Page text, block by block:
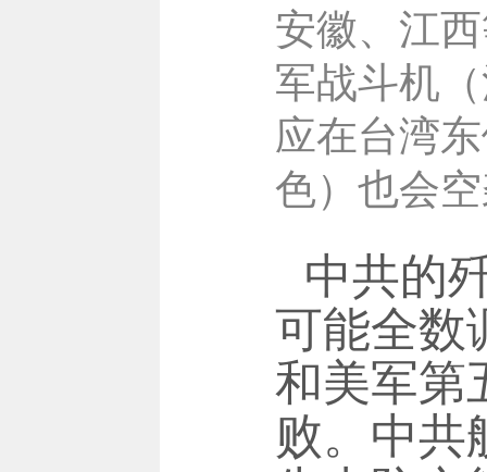
安徽、江
军战斗机
应在台湾
色）也会
中共的
可能全数
和美军第
败。中共